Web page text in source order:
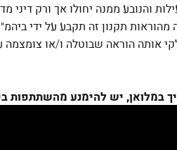
והנובע ממנה יחולו אך ורק
מהוראות תקנון זה תקבע על ידי
אותה הוראה שבוטלה ו/או צומצמה
במלואן, יש להימנע מהשתתפות